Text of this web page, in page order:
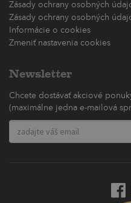
Zásady ochrany osobných
Zásady ochrany osobných
Informácie o cookies
Zmeniť nastavenia cookies
Newsletter
Chcete dostávať akciové
(maximálne jedna e-mailová